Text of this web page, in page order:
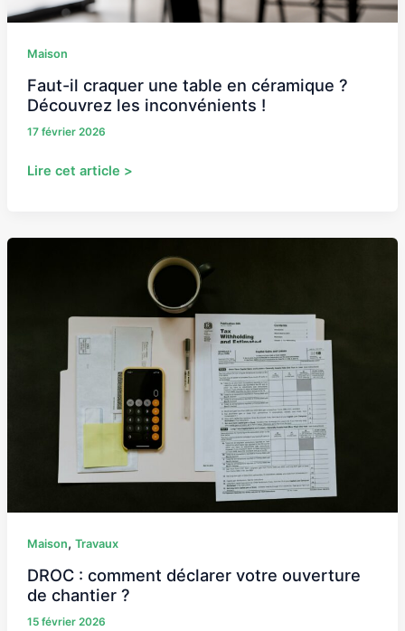
Maison
Faut-il craquer une table en céramique ?
Découvrez les inconvénients !
17 février 2026
les
!
Lire cet article >
Maison, Travaux
DROC : comment déclarer votre ouverture
de chantier ?
15 février 2026
déclarer
ouverture
chantier